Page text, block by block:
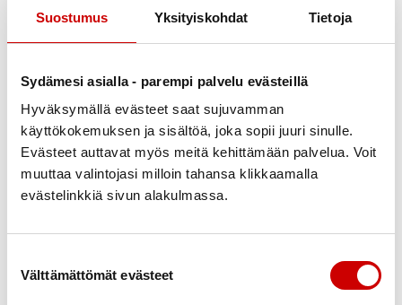
Suostumus Yksityiskohdat Tietoja
Sydämesi asialla - parempi palvelu evästeillä
Hyväksymällä evästeet saat sujuvamman
käyttökokemuksen ja sisältöä, joka sopii juuri sinulle.
Evästeet auttavat myös meitä kehittämään palvelua. Voit
muuttaa valintojasi milloin tahansa klikkaamalla
evästelinkkiä sivun alakulmassa.
Välttämättömät evästeet
puheeksi otto on vastaavasti osa nuoren
rahapelaamisesta, Silvennoinen & Tenkanen, THL,
2013.
Terveyden ja hyvinvoinnin laitos on koonnut
pelihaitoista. Sivustolla on myös diasarjat
tukiaineistosta esimerkiksi vanhempainilloissa
Mielen hyvinvointi -teema nuoren